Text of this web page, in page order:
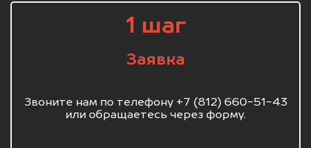
1 шаг
Заявка
Звоните нам по телефону +7 (812) 660-51-43
или обращаетесь через форму.